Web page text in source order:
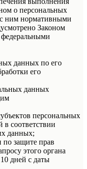
о персональных
ним нормативными
Законом
данных по его
его
данных
персональных
в соответствии
данных;
защите прав
этого органа
дней с даты